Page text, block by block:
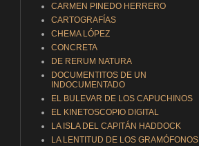
CARMEN PINEDO HERRERO
CARTOGRAFÍAS
CHEMA LÓPEZ
CONCRETA
DE RERUM NATURA
DOCUMENTITOS DE UN
INDOCUMENTADO
EL BULEVAR DE LOS CAPUCHINOS
EL KINETOSCOPIO DIGITAL
LA ISLA DEL CAPITÁN HADDOCK
LA LENTITUD DE LOS GRAMÓFONOS